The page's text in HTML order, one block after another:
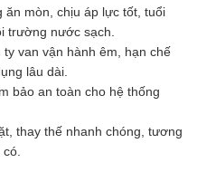
ăn mòn, chịu áp lực tốt, tuổi
trường nước sạch.
van vận hành êm, hạn chế
lâu dài.
bảo an toàn cho hệ thống
thay thế nhanh chóng, tương
có.